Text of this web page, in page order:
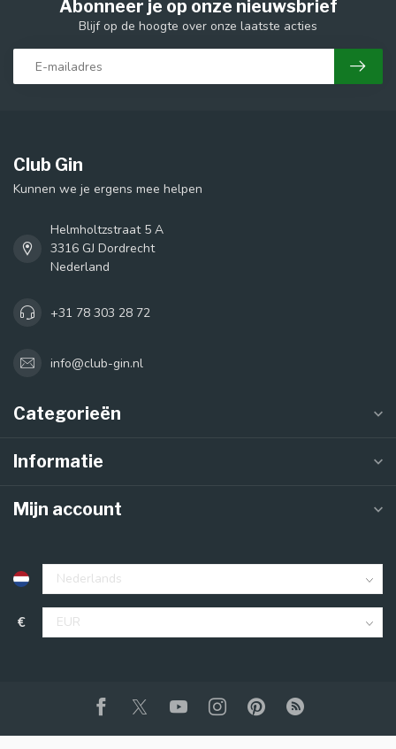
Abonneer je op onze nieuwsbrief
Blijf op de hoogte over onze laatste acties
Club Gin
Kunnen we je ergens mee helpen
Helmholtzstraat 5 A
3316 GJ Dordrecht
Nederland
+31 78 303 28 72
info@club-gin.nl
Categorieën
Informatie
Mijn account
€